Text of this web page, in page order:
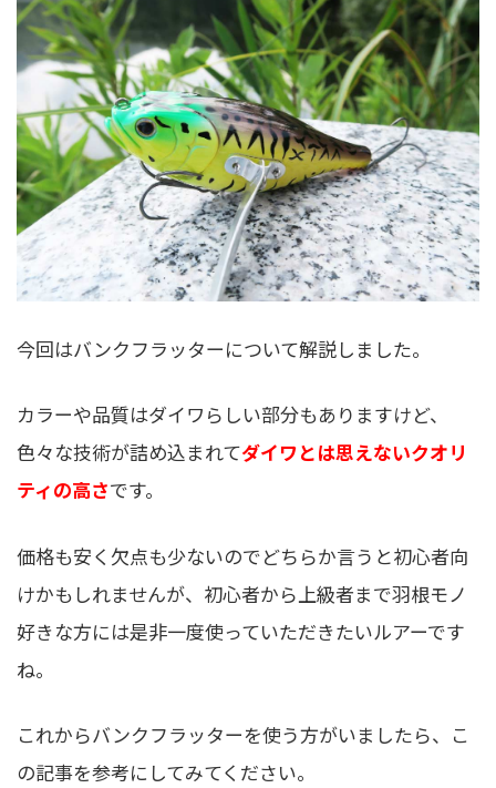
今回はバンクフラッターについて解説しました。
カラーや品質はダイワらしい部分もありますけど、
色々な技術が詰め込まれてダイワとは思えないクオリ
ティの高さです。
価格も安く欠点も少ないのでどちらか言うと初心者向
けかもしれませんが、初心者から上級者まで羽根モノ
好きな方には是非一度使っていただきたいルアーです
ね。
これからバンクフラッターを使う方がいましたら、こ
の記事を参考にしてみてください。